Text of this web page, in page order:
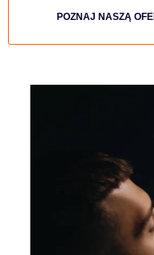
POZNAJ NASZĄ